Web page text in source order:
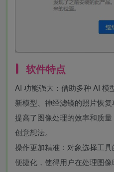
软件特点
AI 功能强大：借助多种 AI 模
新模型、神经滤镜的照片恢
提高了图像处理的效率和质
创意想法。
操作更加精准：对象选择工
便捷化，使得用户在处理图